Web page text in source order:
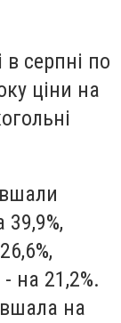
серпні по
ціни на
39,9%,
на 21,2%.
на